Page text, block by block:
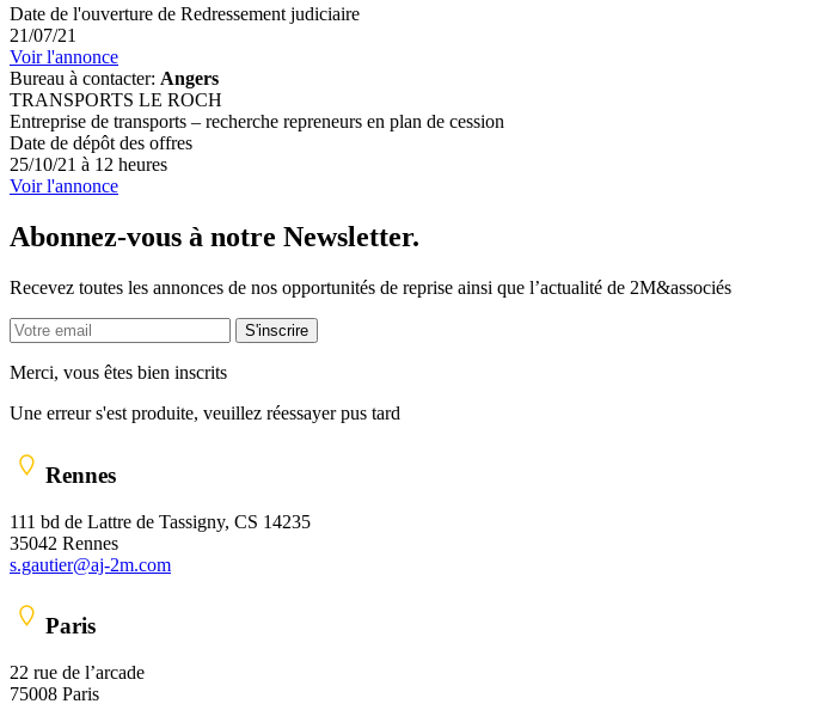
Date de l'ouverture de Redressement judiciaire
21/07/21
Voir l'annonce
Bureau à contacter: Angers
TRANSPORTS LE ROCH
Entreprise de transports – recherche repreneurs en plan de cession
Date de dépôt des offres
25/10/21 à 12 heures
Voir l'annonce
Abonnez-vous à notre Newsletter.
Recevez toutes les annonces de nos opportunités de reprise ainsi que l’actualité de 2M&associés
S'inscrire
Merci, vous êtes bien inscrits
Une erreur s'est produite, veuillez réessayer pus tard
Rennes
111 bd de Lattre de Tassigny, CS 14235
35042 Rennes
s.gautier@aj-2m.com
Paris
22 rue de l’arcade
75008 Paris